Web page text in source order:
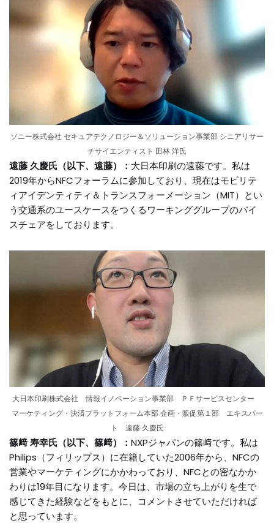
ソニー株式会社 セキュアテクノロジー＆ソリューション事業部 シニアリサー
チサイエンティスト 田林 洋氏
遠藤 久慶氏（以下、遠藤）： 大日本印刷の遠藤です。私は
2019年からNFCフォーラムに参加しており、現在はモビリテ
ィアイデンティティ＆トランスフォーメーション（MIT）とい
う交通系のユースケースをつくるワーキンググループのバイ
スチェアをしております。
大日本印刷株式会社 情報イノベーション事業部 ＰＦサービスセンター
マーケティング・決済プラットフォーム本部 企画・販促第１部 エキスパー
ト 遠藤 久慶氏
篠﨑 寿幸氏（以下、篠﨑）： NXPジャパンの篠﨑です。私は
Philips（フィリップス）に在籍していた2006年から、NFCの
営業やマーケティングにかかわっており、NFCとの密なかか
わりは19年目になります。今日は、市場の立ち上がりを生で
感じてきた経験などをもとに、コメントさせていただければ
と思っています。